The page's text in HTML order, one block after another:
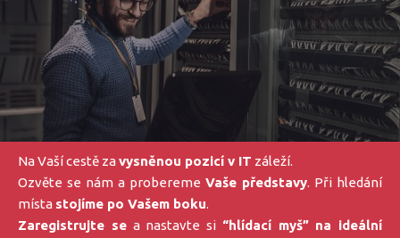
Na Vaší cestě zavysněnou pozicí v IT záleží.
Ozvěte se nám a probereme Vaše představy. Při hledání
místa stojíme po Vašem boku.
Zaregistrujte sea nastavte si “hlídací myš” na ideální